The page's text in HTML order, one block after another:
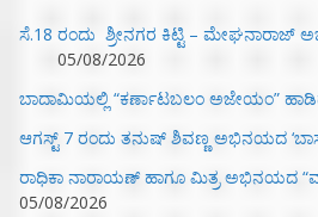
ಸೆ.18 ರಂದು ಶ್ರೀನಗರ ಕಿಟ್ಟಿ –
05/08/2026
ಬಾದಾಮಿಯಲ್ಲಿ “ಕರ್ಣಾಟಬಲಂ ಅಜೇಯಂ” ಹಾಡಿದ
ಆಗಸ್ಟ್ 7 ರಂದು ತನುಷ್ ಶಿವಣ್ಣ ಅಭಿನಯದ
ರಾಧಿಕಾ ನಾರಾಯಣ್ ಹಾಗೂ ಮಿತ್ರ ಅಭಿನಯದ
05/08/2026